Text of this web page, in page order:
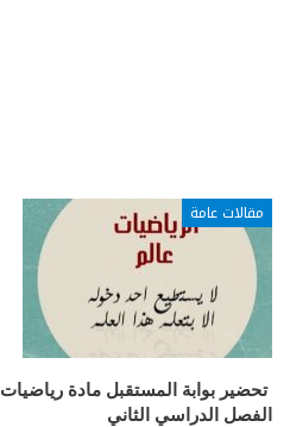
مقالات عامة
تحضير بوابة المستقبل مادة
الفصل الدراسي الثاني